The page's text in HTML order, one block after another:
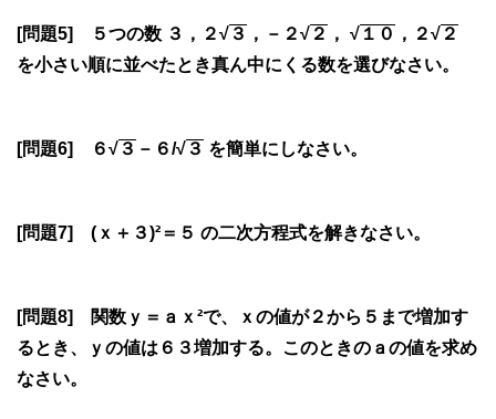
[問題5] ５つの数 ３，２√ ３ ，－２√ ２ ， √ １０ ，２√ ２
を小さい順に並べたとき真ん中にくる数を選びなさい。
[問題6] ６√ ３ －６/√ ３ を簡単にしなさい。
[問題7] (ｘ＋３)²＝５ の二次方程式を解きなさい。
[問題8] 関数ｙ＝ａｘ²で、ｘの値が２から５まで増加す
るとき、ｙの値は６３増加する。このときのａの値を求め
なさい。